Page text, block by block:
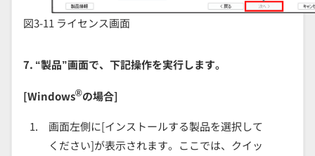
図3-11 ライセンス画面
7. “製品”画面で、下記操作を実行します。
[Windows®の場合]
画面左側に[インストールする製品を選択して
ください]が表示されます。ここでは、クイッ